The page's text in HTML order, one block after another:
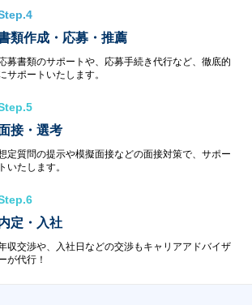
類作成・応募・推薦
募書類のサポートや、応募手続き代行など、徹底的
サポートいたします。
接・選考
定質問の提示や模擬面接などの面接対策で、サポー
トいたします。
定・入社
収交渉や、入社日などの交渉もキャリアアドバイザ
が代行！